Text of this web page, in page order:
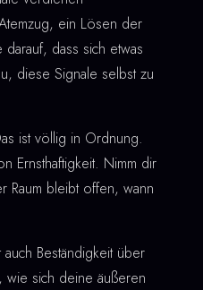
ein Lösen der
dass sich etwas
diese Signale selbst zu
ist völlig in Ordnung.
Ernsthaftigkeit. Nimm dir
Raum bleibt offen, wann
Beständigkeit über
wie sich deine äußeren